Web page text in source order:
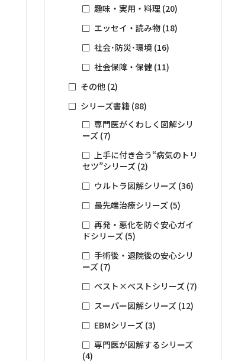
趣味・実用・料理 (20)
エッセイ・読み物 (18)
社会･防災･環境 (16)
社会保障・保健 (11)
その他 (2)
シリーズ書籍 (88)
専門医がくわしく図解シリ
ーズ (7)
上手に付き合う“病気のトリ
セツ”シリーズ (2)
ウルトラ図解シリーズ (36)
最先端治療シリーズ (5)
再発・悪化を防ぐ安心ガイ
ドシリーズ (5)
手術後・退院後の安心シリ
ーズ (7)
ベスト×ベストシリーズ (7)
スーパー図解シリーズ (12)
EBMシリーズ (3)
専門医が図解するシリーズ
(4)